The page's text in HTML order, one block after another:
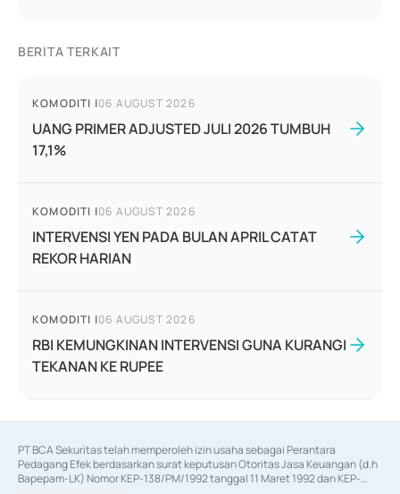
BERITA TERKAIT
KOMODITI |06 AUGUST 2026
UANG PRIMER ADJUSTED JULI 2026 TUMBUH
17,1%
KOMODITI |06 AUGUST 2026
INTERVENSI YEN PADA BULAN APRIL CATAT
REKOR HARIAN
KOMODITI |06 AUGUST 2026
RBI KEMUNGKINAN INTERVENSI GUNA KURANGI
TEKANAN KE RUPEE
PT BCA Sekuritas telah memperoleh izin usaha sebagai Perantara
Pedagang Efek berdasarkan surat keputusan Otoritas Jasa Keuangan (d.h
Bapepam-LK) Nomor KEP-138/PM/1992 tanggal 11 Maret 1992 dan KEP-